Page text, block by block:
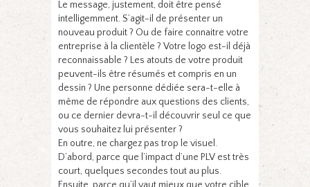
Le message, justement, doit être pensé
intelligemment. S’agit-il de présenter un
nouveau produit ? Ou de faire connaitre votre
entreprise à la clientèle ? Votre logo est-il déjà
reconnaissable ? Les atouts de votre produit
peuvent-ils être résumés et compris en un
dessin ? Une personne dédiée sera-t-elle à
même de répondre aux questions des clients,
ou ce dernier devra-t-il découvrir seul ce que
vous souhaitez lui présenter ?
En outre, ne chargez pas trop le visuel.
D’abord, parce que l’impact d’une PLV est très
court, quelques secondes tout au plus.